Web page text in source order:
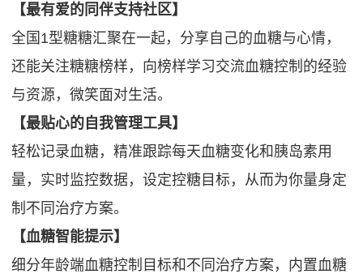
【最有爱的同伴支持社区】
全国1型糖糖汇聚在一起，分享自己的血糖与心情，
还能关注糖糖榜样，向榜样学习交流血糖控制的经验
与资源，微笑面对生活。
【最贴心的自我管理工具】
轻松记录血糖，精准跟踪每天血糖变化和胰岛素用
量，实时监控数据，设定控糖目标，从而为你量身定
制不同治疗方案。
【血糖智能提示】
细分年龄端血糖控制目标和不同治疗方案，内置血糖